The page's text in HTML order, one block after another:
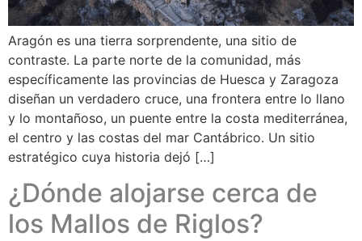
Aragón es una tierra sorprendente, una sitio de
contraste. La parte norte de la comunidad, más
específicamente las provincias de Huesca y Zaragoza
diseñan un verdadero cruce, una frontera entre lo llano
y lo montañoso, un puente entre la costa mediterránea,
el centro y las costas del mar Cantábrico. Un sitio
estratégico cuya historia dejó […]
¿Dónde alojarse cerca de
los Mallos de Riglos?